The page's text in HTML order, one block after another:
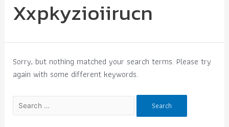
Xxpkyzioiirucn
Sorry, but nothing matched your search terms. Please try
again with some different keywords.